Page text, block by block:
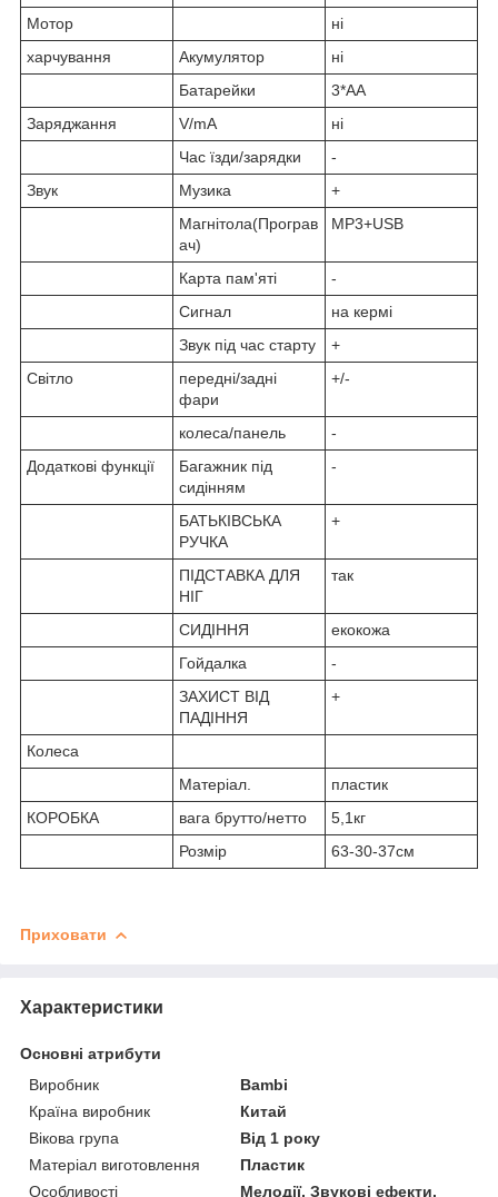
Мотор
ні
харчування
Акумулятор
ні
Батарейки
3*АА
Заряджання
V/mA
ні
Час їзди/зарядки
-
Звук
Музика
+
Магнітола(Програв
ач)
MP3+USB
Карта пам'яті
-
Сигнал
на кермі
Звук під час старту
+
Світло
передні/задні
фари
+/-
колеса/панель
-
Додаткові функції
Багажник під
сидінням
-
БАТЬКІВСЬКА
РУЧКА
+
ПІДСТАВКА ДЛЯ
НІГ
так
СИДІННЯ
екокожа
Гойдалка
-
ЗАХИСТ ВІД
ПАДІННЯ
+
Колеса
Матеріал.
пластик
КОРОБКА
вага брутто/нетто
5,1кг
Розмір
63-30-37см
Приховати
Характеристики
Основні атрибути
Виробник
Bambi
Країна виробник
Китай
Вікова група
Від 1 року
Матеріал виготовлення
Пластик
Особливості
Мелодії, Звукові ефекти,